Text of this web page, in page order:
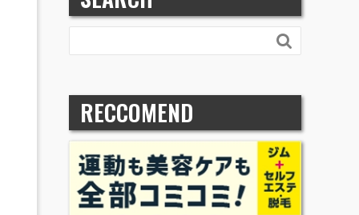

RECCOMEND